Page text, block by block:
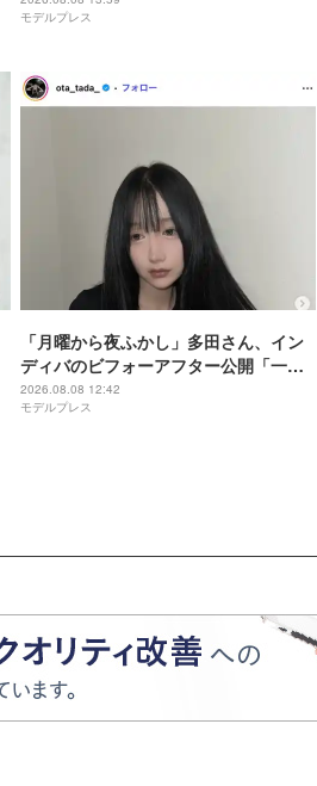
レベチ」
モデルプレス
「月曜から夜ふかし」多田さん、イン
ディバのビフォーアフター公開「一目
瞭然」「変化がすごい」と話題
2026.08.08 12:42
モデルプレス